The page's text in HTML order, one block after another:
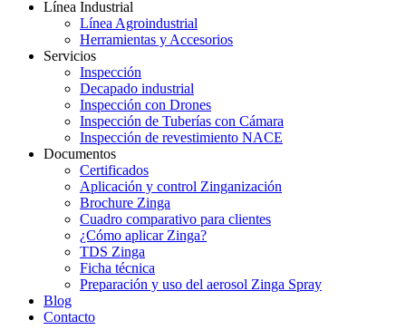
Línea Industrial
Línea Agroindustrial
Herramientas y Accesorios
Servicios
Inspección
Decapado industrial
Inspección con Drones
Inspección de Tuberías con Cámara
Inspección de revestimiento NACE
Documentos
Certificados
Aplicación y control Zinganización
Brochure Zinga
Cuadro comparativo para clientes
¿Cómo aplicar Zinga?
TDS Zinga
Ficha técnica
Preparación y uso del aerosol Zinga Spray
Blog
Contacto